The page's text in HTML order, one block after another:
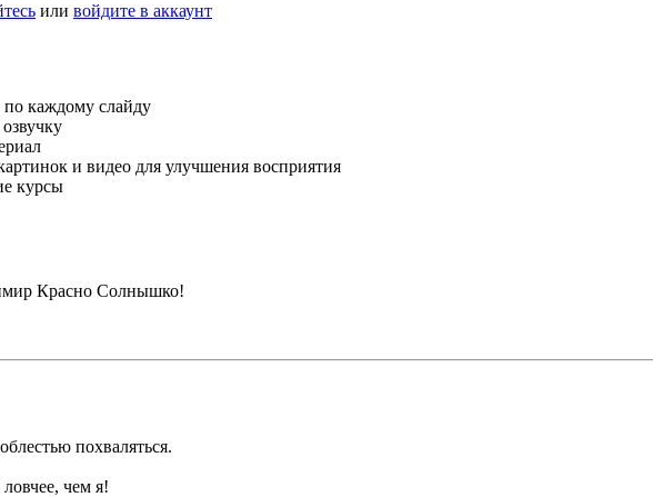
или войдите в аккаунт
каждому слайду
и видео для улучшения восприятия
курсы
Красно Солнышко!
похваляться.
чем я!